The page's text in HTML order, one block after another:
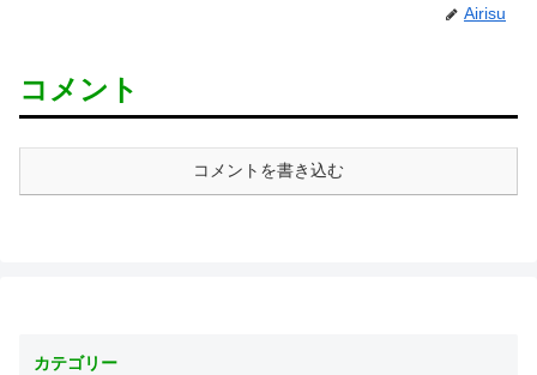
Airisu
コメント
コメントを書き込む
カテゴリー